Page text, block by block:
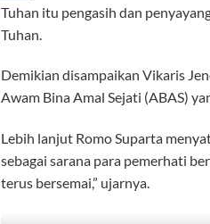
Tuhan itu pengasih dan
Tuhan.
Demikian disampaikan Vikaris
Awam Bina Amal Sejati (ABAS)
Lebih lanjut Romo Suparta
sebagai sarana para pemerhati
terus bersemai,” ujarnya.